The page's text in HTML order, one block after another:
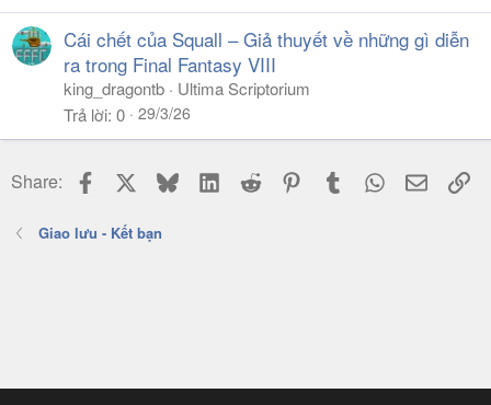
Cái chết của Squall – Giả thuyết về những gì diễn
ra trong Final Fantasy VIII
king_dragontb
Ultima Scriptorium
Trả lời 0 29/3/26
Share: Facebook BlueskyLinkedIn
Reddit PinterestTumblr WhatsApp
Email
Giao lưu - Kết bạn